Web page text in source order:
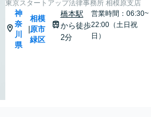
東京スタートアップ法律事務所 相模原支店
神
奈
川
県
相模
原市
緑区
橋本駅
から徒歩
2分
営業時間：06:30~
22:00（土日祝
日）